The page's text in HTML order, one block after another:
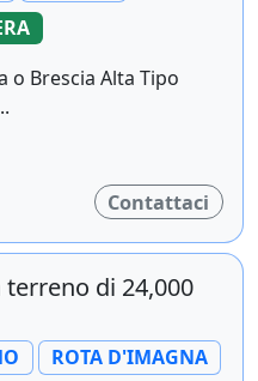
o Brescia Alta Tipo
Contattaci
di 24,000
ROTA D'IMAGNA